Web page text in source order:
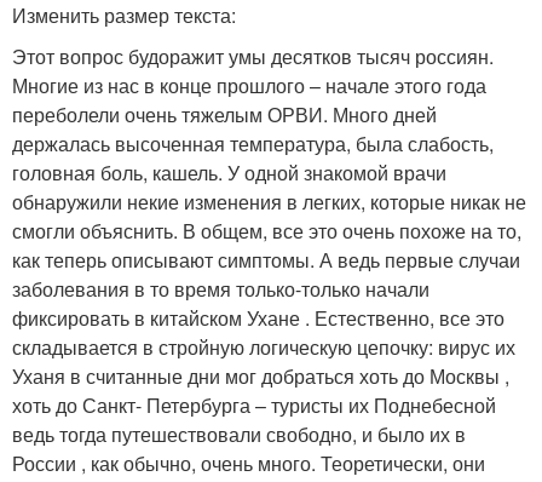
Изменить размер текста:
Этот вопрос будоражит умы десятков тысяч россиян.
Многие из нас в конце прошлого – начале этого года
переболели очень тяжелым ОРВИ. Много дней
держалась высоченная температура, была слабость,
головная боль, кашель. У одной знакомой врачи
обнаружили некие изменения в легких, которые никак не
смогли объяснить. В общем, все это очень похоже на то,
как теперь описывают симптомы. А ведь первые случаи
заболевания в то время только-только начали
фиксировать в китайском Ухане . Естественно, все это
складывается в стройную логическую цепочку: вирус их
Уханя в считанные дни мог добраться хоть до Москвы ,
хоть до Санкт- Петербурга – туристы их Поднебесной
ведь тогда путешествовали свободно, и было их в
России , как обычно, очень много. Теоретически, они